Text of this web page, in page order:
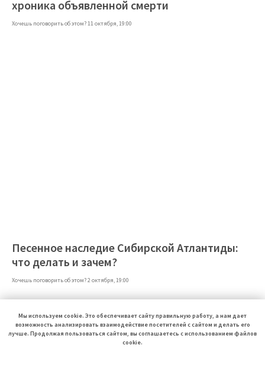
Мы используем cookie. Это обеспечивает сайту правильную работу, а нам дает
возможность анализировать взаимодействие посетителей с сайтом и делать его
лучше. Продолжая пользоваться сайтом, вы соглашаетесь с использованием файлов
cookie.
хроника объявленной смерти
Хочешь поговорить об этом? 11 октября, 19:00
Песенное наследие Сибирской Атлантиды:
что делать и зачем?
Хочешь поговорить об этом? 2 октября, 19:00